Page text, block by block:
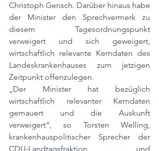
Christoph Gensch. Darüber hinaus habe
der Minister den Sprechvermerk zu
diesem Tagesordnungspunkt
verweigert und sich geweigert,
wirtschaftlich relevante Kerndaten des
Landeskrankenhauses zum jetzigen
Zeitpunkt offenzulegen.
„Der Minister hat bezüglich
wirtschaftlich relevanter Kerndaten
gemauert und die Auskunft
verweigert“, so Torsten Welling,
krankenhauspolitischer Sprecher der
CDU-Landtagsfraktion und